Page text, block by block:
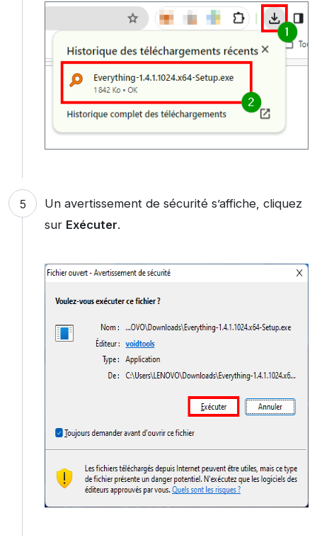
Un avertissement de sécurité s’affiche, cliquez
sur Exécuter.